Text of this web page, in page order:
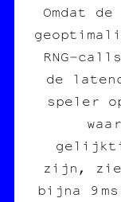
Omdat
de
speler
zijn, zie
bijna 9